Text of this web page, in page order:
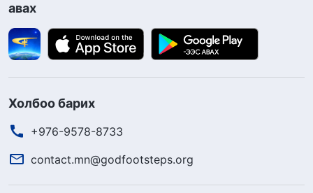
авах
Холбоо барих
+976-9578-8733
contact.mn@godfootsteps.org